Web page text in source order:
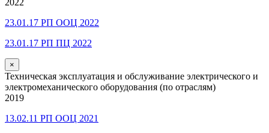
2022
23.01.17 РП ООЦ 2022
23.01.17 РП ПЦ 2022
×
Техническая эксплуатация и обслуживание электрического и
электромеханического оборудования (по отраслям)
2019
13.02.11 РП ООЦ 2021